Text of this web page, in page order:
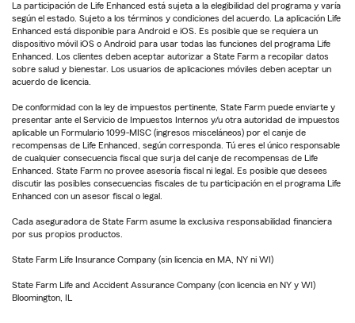
La participación de Life Enhanced está sujeta a la elegibilidad del programa y varía
según el estado. Sujeto a los términos y condiciones del acuerdo. La aplicación Life
Enhanced está disponible para Android e iOS. Es posible que se requiera un
dispositivo móvil iOS o Android para usar todas las funciones del programa Life
Enhanced. Los clientes deben aceptar autorizar a State Farm a recopilar datos
sobre salud y bienestar. Los usuarios de aplicaciones móviles deben aceptar un
acuerdo de licencia.
De conformidad con la ley de impuestos pertinente, State Farm puede enviarte y
presentar ante el Servicio de Impuestos Internos y/u otra autoridad de impuestos
aplicable un Formulario 1099-MISC (ingresos misceláneos) por el canje de
recompensas de Life Enhanced, según corresponda. Tú eres el único responsable
de cualquier consecuencia fiscal que surja del canje de recompensas de Life
Enhanced. State Farm no provee asesoría fiscal ni legal. Es posible que desees
discutir las posibles consecuencias fiscales de tu participación en el programa Life
Enhanced con un asesor fiscal o legal.
Cada aseguradora de State Farm asume la exclusiva responsabilidad financiera
por sus propios productos.
State Farm Life Insurance Company (sin licencia en MA, NY ni WI)
State Farm Life and Accident Assurance Company (con licencia en NY y WI)
Bloomington, IL